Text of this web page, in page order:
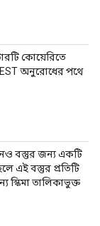
কোয়েরিতে
অনুরোধের পথে
বস্তুর জন্য একটি
এই বস্তুর প্রতিটি
স্কিমা তালিকাভুক্ত